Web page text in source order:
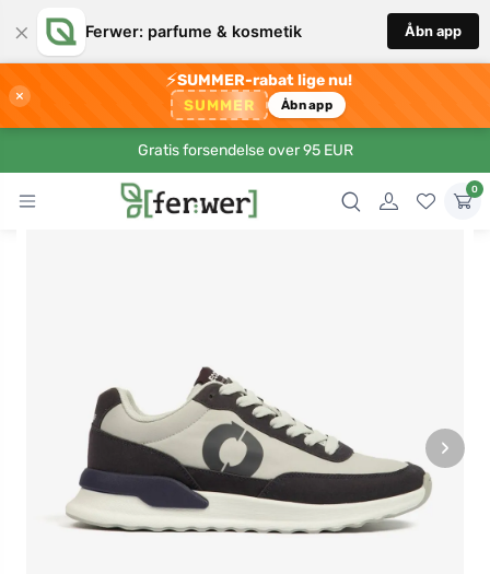
× Ferwer: parfume & kosmetik Åbn app
×
⚡SUMMER-rabat lige nu!
SUMMER Åbn app
Gratis forsendelse over 95 EUR
0
›